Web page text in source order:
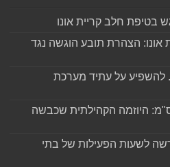
בטיפת חלב קריית אונו
אונו: הצהרת תובע הוגשה נגד
להשפיע על עתיד מערכת
את העולם מגובה 95 ס"מ: היוזמה הקהילתית שכבשה
לשעות הפעילות של בתי